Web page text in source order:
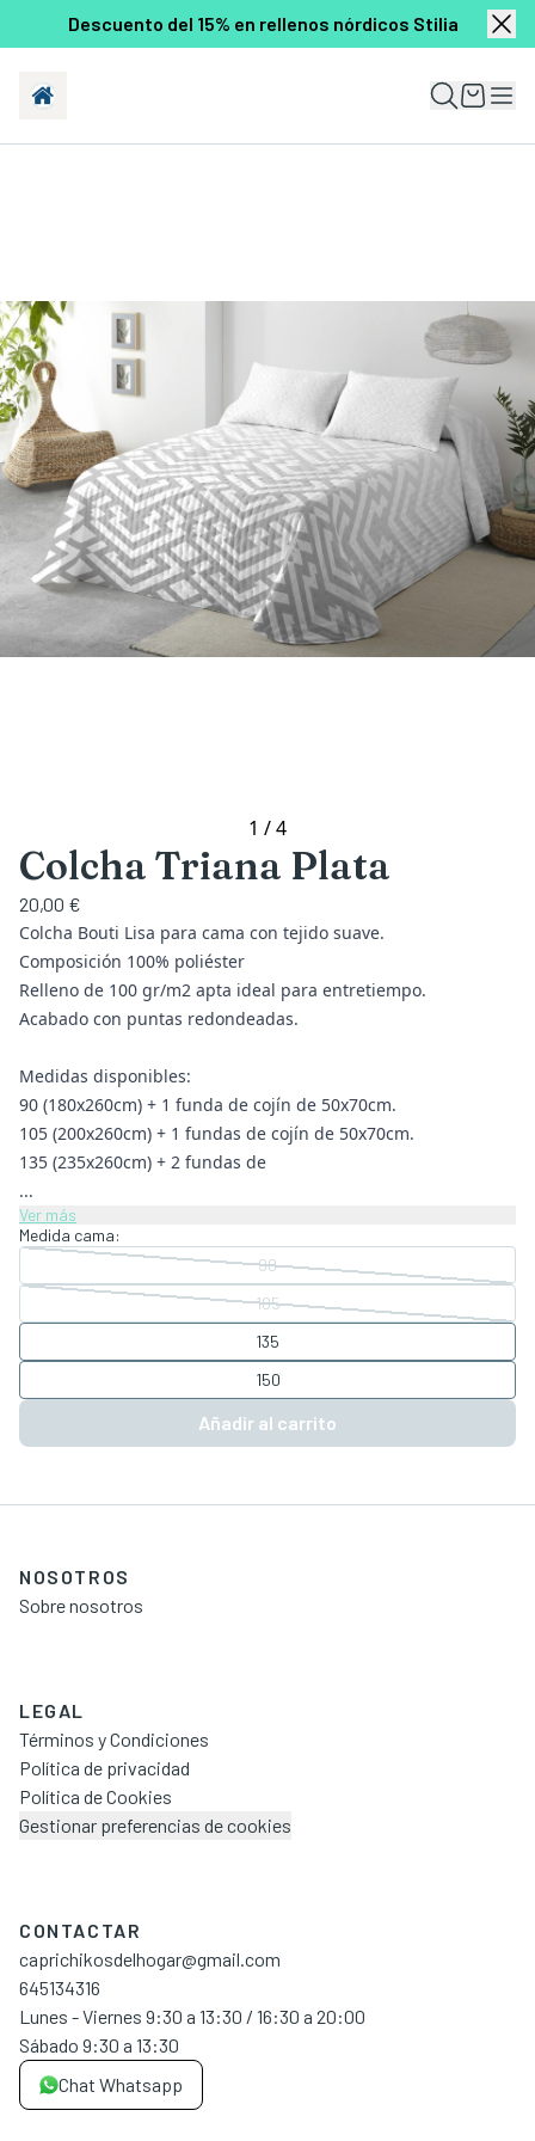
Descuento del 15% en rellenos nórdicos Stilia
1 /4
Colcha Triana Plata
20,00 €
Colcha Bouti Lisa para cama con tejido suave.
Composición 100% poliéster
Relleno de 100 gr/m2 apta ideal para entretiempo.
Acabado con puntas redondeadas.
Medidas disponibles:
90 (180x260cm) + 1 funda de cojín de 50x70cm.
105 (200x260cm) + 1 fundas de cojín de 50x70cm.
135 (235x260cm) + 2 fundas de
...
Ver más
Medida cama:
90
105
135
150
Añadir al carrito
NOSOTROS
Sobre nosotros
LEGAL
Términos y Condiciones
Política de privacidad
Política de Cookies
Gestionar preferencias de cookies
CONTACTAR
caprichikosdelhogar@gmail.com
645134316
Lunes - Viernes 9:30 a 13:30 / 16:30 a 20:00
Sábado 9:30 a 13:30
Chat Whatsapp